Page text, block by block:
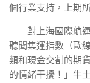
個行業支持，上期
對上海國際航運
聽聞集運指數（歐
類和現金交割的期
的情緒干擾！」牛